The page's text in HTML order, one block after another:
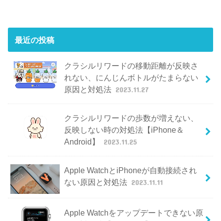
最近の投稿
クラシルリワードの移動距離が反映さ
れない、にんじんボトルがたまらない
原因と対処法 2023.11.27
クラシルリワードの歩数が増えない、
反映しない時の対処法【iPhone＆
Android】
2023.11.25
Apple WatchとiPhoneが自動接続され
ない原因と対処法 2023.11.11
Apple Watchをアップデートできない原